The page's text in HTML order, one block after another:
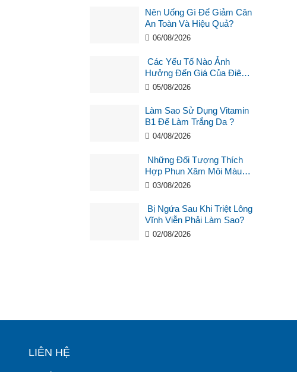
Nên Uống Gì Để Giảm Cân
An Toàn Và Hiệu Quả?
06/08/2026
Các Yếu Tố Nào Ảnh
Hưởng Đến Giá Của Điêu
Khắc Chân Mày ?
05/08/2026
Làm Sao Sử Dụng Vitamin
B1 Để Làm Trắng Da ?
04/08/2026
Những Đối Tượng Thích
Hợp Phun Xăm Môi Màu
Hồng Cam San Hô?
03/08/2026
Bị Ngứa Sau Khi Triệt Lông
Vĩnh Viễn Phải Làm Sao?
02/08/2026
LIÊN HỆ